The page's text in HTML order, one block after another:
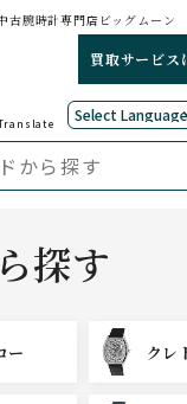
古腕時計専門店ビッグムーン
買取サービス
探す
ー クレ